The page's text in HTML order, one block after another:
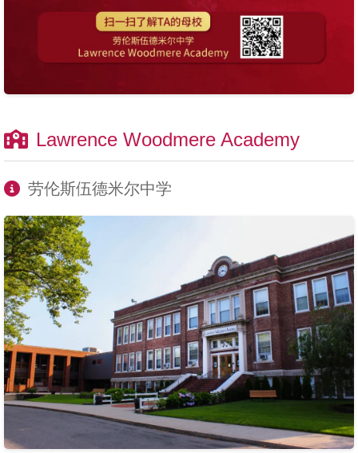
Lawrence Woodmere Academy
劳伦斯伍德米尔中学